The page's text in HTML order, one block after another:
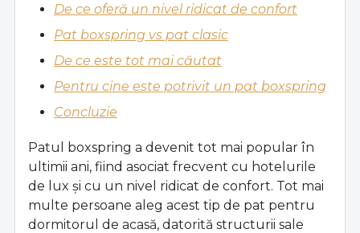
De ce oferă un nivel ridicat de confort
Pat boxspring vs pat clasic
De ce este tot mai căutat
Pentru cine este potrivit un pat boxspring
Concluzie
Patul boxspring a devenit tot mai popular în
ultimii ani, fiind asociat frecvent cu hotelurile
de lux și cu un nivel ridicat de confort. Tot mai
multe persoane aleg acest tip de pat pentru
dormitorul de acasă, datorită structurii sale